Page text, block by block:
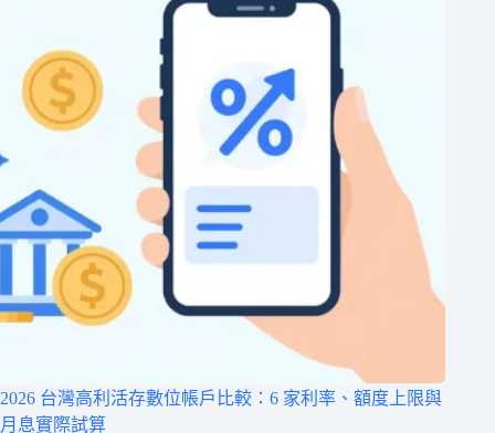
2026 台灣高利活存數位帳戶比較：6 家利率、額度上限與
月息實際試算